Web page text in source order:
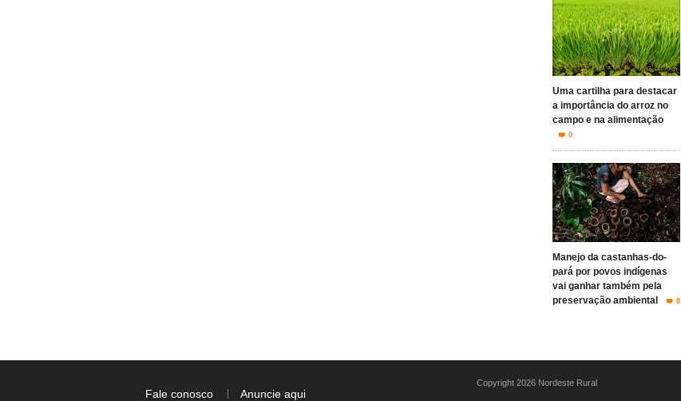
Uma cartilha para destacar
a importância do arroz no
campo e na alimentação
0
Manejo da castanhas-do-
pará por povos indígenas
vai ganhar também pela
preservação ambiental
0
Fale conosco Anuncie aqui
Copyright 2026 Nordeste Rural